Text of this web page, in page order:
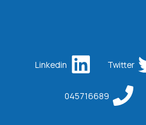
Twitter
Linkedin
045716689